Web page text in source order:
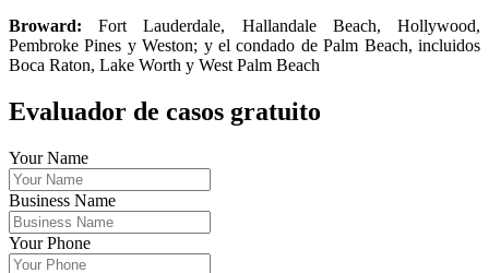
Broward: Fort Lauderdale, Hallandale Beach, Hollywood,
Pembroke Pines y Weston; y el condado de Palm Beach, incluidos
Boca Raton, Lake Worth y West Palm Beach
Evaluador de casos gratuito
Your Name
Business Name
Your Phone